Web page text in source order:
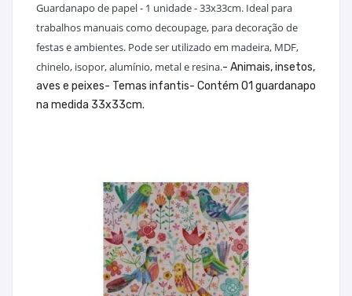
Guardanapo de papel - 1 unidade - 33x33cm. Ideal para
trabalhos manuais como decoupage, para decoração de
festas e ambientes. Pode ser utilizado em madeira, MDF,
chinelo, isopor, alumínio, metal e resina.- Animais, insetos,
aves e peixes- Temas infantis- Contém 01 guardanapo
na medida 33x33cm.